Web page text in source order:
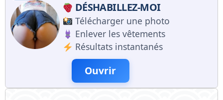
DÉSHABILLEZ-MOI
Télécharger une photo
Enlever les vêtements
Résultats instantanés
Ouvrir